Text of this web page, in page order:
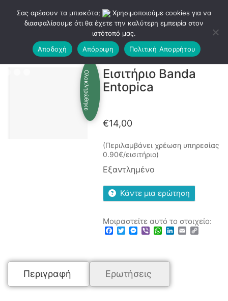
Ολοκληρώθηκε
Εισιτήριο Banda
Entopica
€14,00
(Περιλαμβάνει χρέωση υπηρεσίας
0.90€/εισιτήριο)
Εξαντλημένο
Κάντε μια ερώτηση
Μοιραστείτε αυτό το στοιχείο:
Facebook
TwitterMessenger
ViberWhatsApp
LinkedIn
Email
Περιγραφή Ερωτήσεις
Σας αρέσουν τα μπισκότα;
Χρησιμοποιούμε cookies για να
διασφαλίσουμε ότι θα έχετε την καλύτερη εμπειρία στον
ιστότοπό μας.
Αποδοχή
Απόρριψη Πολιτική Απορρήτου